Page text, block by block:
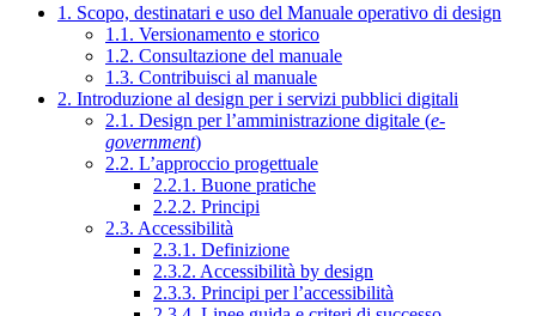
1. Scopo, destinatari e uso del Manuale operativo di design
1.1. Versionamento e storico
1.2. Consultazione del manuale
1.3. Contribuisci al manuale
2. Introduzione al design per i servizi pubblici digitali
2.1. Design per l’amministrazione digitale (e-
government)
2.2. L’approccio progettuale
2.2.1. Buone pratiche
2.2.2. Principi
2.3. Accessibilità
2.3.1. Definizione
2.3.2. Accessibilità by design
2.3.3. Principi per l’accessibilità